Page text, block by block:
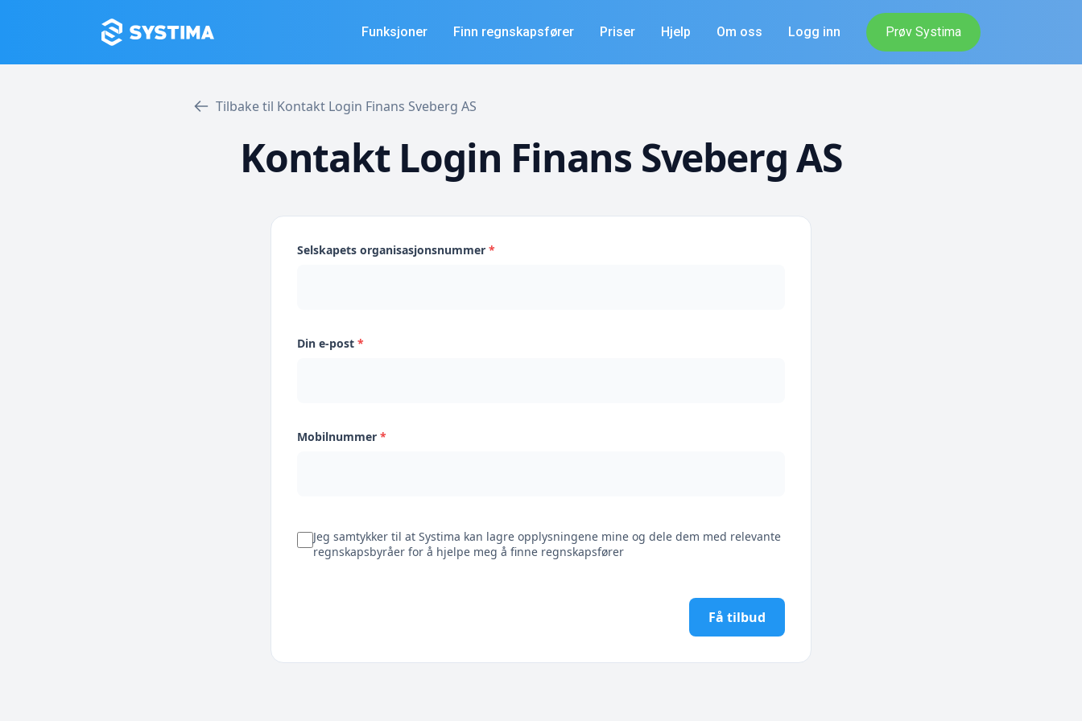
Funksjoner Finn regnskapsfører Priser Hjelp Om oss Logg inn Prøv Systima
Tilbake til Kontakt Login Finans Sveberg AS
Kontakt Login Finans Sveberg AS
Selskapets organisasjonsnummer *
Din e-post *
Mobilnummer *
Jeg samtykker til at Systima kan lagre opplysningene mine og dele dem med relevante
regnskapsbyråer for å hjelpe meg å finne regnskapsfører
Få tilbud